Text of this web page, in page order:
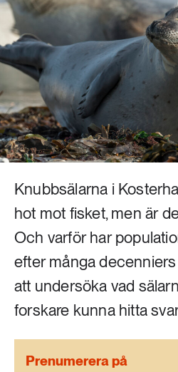
Skog
Social hållbarhet
Transport
Vatten
Landsbygd
939 ARTIKLAR
Livsstil & konsumtion
612 ARTIKLAR
Mat & jordbruk
262 ARTIKLAR
Skog
360 ARTIKLAR
Social hållbarhet
Transport
Knubbsälarna i
hot mot fisket, men är
Och varför har
efter många
att undersöka vad
forskare kunna hitta
Prenumerera på